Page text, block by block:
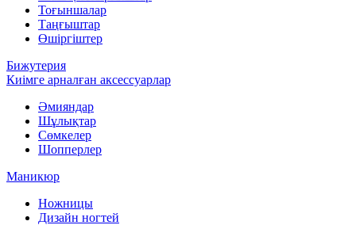
Тоғыншалар
Таңғыштар
Өшіргіштер
Бижутерия
Киімге арналған аксессуарлар
Әмияндар
Шұлықтар
Сөмкелер
Шопперлер
Маникюр
Ножницы
Дизайн ногтей